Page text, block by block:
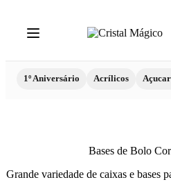
1º Aniversário Acrílicos
Bases de Bolo
Grande variedade de caixas e bases